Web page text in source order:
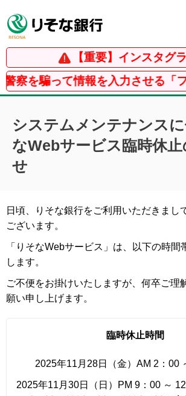
【重要】インスタグ
察を騙って情報を入力させる「
システムメンテナンス
なWebサービス臨時休止
せ
日頃、りそな銀行をご利用いただきまし
ございます。
「りそなWebサービス」は、以下の時間
します。
ご不便をお掛けいたしますが、何卒ご理
願い申し上げます。
臨時休止時間
2025年11月28日（金）AM 2：00
2025年11月30日（日）PM 9：00 ～